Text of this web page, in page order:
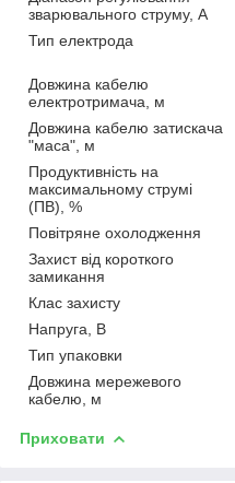
зварювального струму, А
Тип електрода
Довжина кабелю
електротримача, м
Довжина кабелю затискача
"маса", м
Продуктивність на
максимальному струмі
(ПВ), %
Повітряне охолодження
Захист від короткого
замикання
Клас захисту
Напруга, В
Тип упаковки
Довжина мережевого
кабелю, м
Приховати